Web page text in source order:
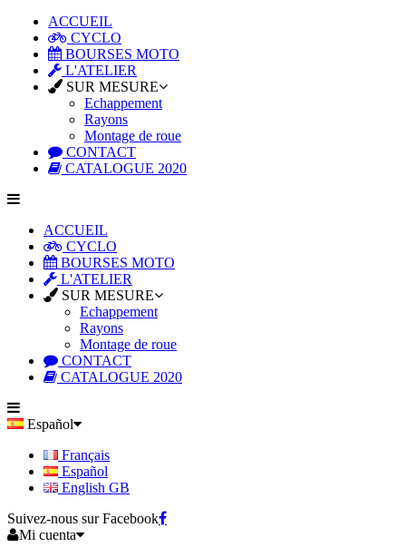
ACCUEIL
CYCLO
BOURSES MOTO
L'ATELIER
SUR MESURE
Echappement
Rayons
Montage de roue
CONTACT
CATALOGUE 2020
ACCUEIL
CYCLO
BOURSES MOTO
L'ATELIER
SUR MESURE
Echappement
Rayons
Montage de roue
CONTACT
CATALOGUE 2020
Español
Français
Español
English GB
Suivez-nous sur Facebook
Mi cuenta